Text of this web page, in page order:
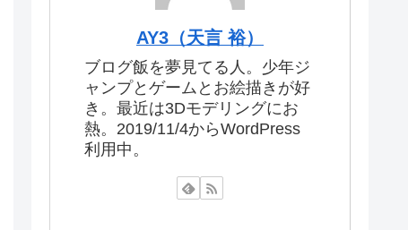
AY3（天言 裕）
ブログ飯を夢見てる人。少年ジ
ャンプとゲームとお絵描きが好
き。最近は3Dモデリングにお
熱。2019/11/4からWordPress
利用中。